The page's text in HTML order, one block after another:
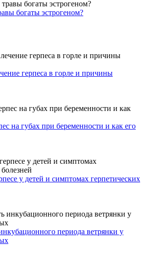
богаты эстрогеном?
герпеса в горле и причины
на губах при беременности и как его
у детей и симптомах герпетических
периода ветрянки у